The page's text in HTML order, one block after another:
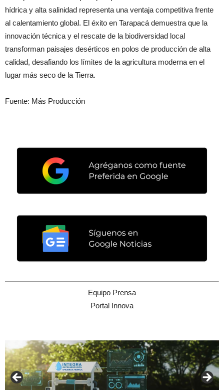
hídrica y alta salinidad representa una ventaja competitiva frente
al calentamiento global. El éxito en Tarapacá demuestra que la
innovación técnica y el rescate de la biodiversidad local
transforman paisajes desérticos en polos de producción de alta
calidad, desafiando los límites de la agricultura moderna en el
lugar más seco de la Tierra.
Fuente: Más Producción
Equipo Prensa
Portal Innova